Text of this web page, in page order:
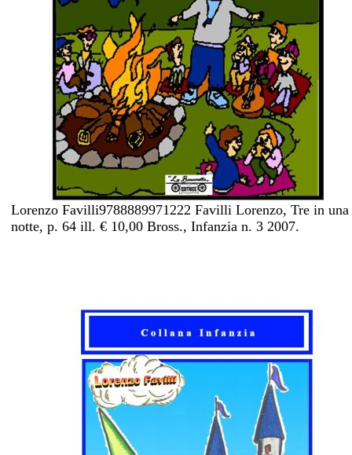
Lorenzo Favilli9788889971222 Favilli Lorenzo, Tre in una
notte, p. 64 ill. € 10,00 Bross., Infanzia n. 3 2007.